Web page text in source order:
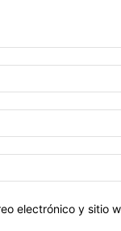
electrónico y sitio